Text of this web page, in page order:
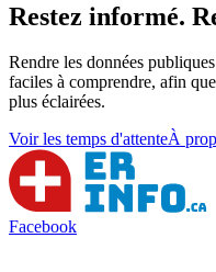
Restez informé.
Rendre les données
faciles à comprendre, afin
plus éclairées.
Voir les temps d'attenteÀ
Facebook